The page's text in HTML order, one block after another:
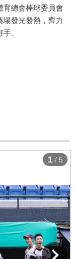
育總會棒球委員會
場發光發熱，齊力
。
下一張
1 / 5